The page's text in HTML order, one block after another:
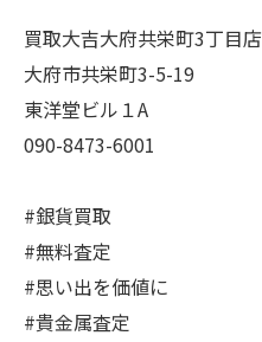
買取大吉大府共栄町3丁目店
大府市共栄町3-5-19
東洋堂ビル１A
090-8473-6001
#銀貨買取
#無料査定
#思い出を価値に
#貴金属査定